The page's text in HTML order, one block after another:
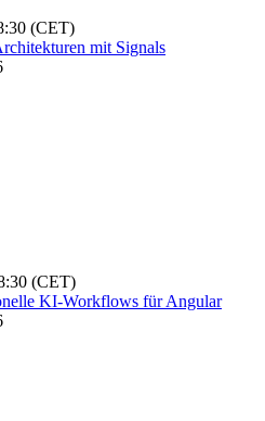
(CET)
mit Signals
(CET)
KI-Workflows für Angular